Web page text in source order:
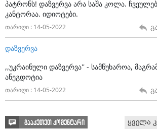
პატრონს! დაზვერვა არა საშა კოლა.
კანტორაა. იდიოტები.
თარიღი : 14-05-2022
დაზვერვა
,,უკრაინული დაზვერვა'' - სამწუხაროა,
ანეგდოტია
თარიღი : 14-05-2022
გააკეთეთ კომენტარი ყველა